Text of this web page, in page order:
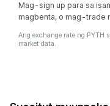
Mag-sign up para sa
magbenta, o mag-trade
Ang exchange rate ng
market data.